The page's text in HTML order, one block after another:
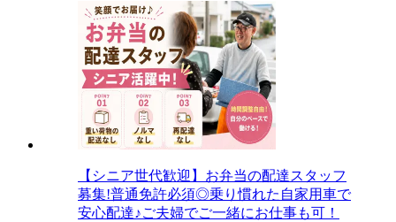
【シニア世代歓迎】お弁当の配達スタッフ
募集!普通免許必須◎乗り慣れた自家用車で
安心配達♪ご夫婦でご一緒にお仕事も可！